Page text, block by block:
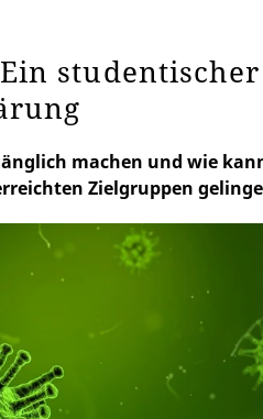
machen und wie
Zielgruppen